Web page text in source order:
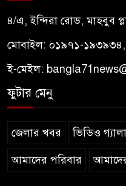
৪/এ, ইন্দিরা রোড, মাহবুব
মোবাইল: ০১৯৭১-
ই-মেইল:
ফুটার মেনু
জেলার খবর ভিডিও
আমাদের পরিবার